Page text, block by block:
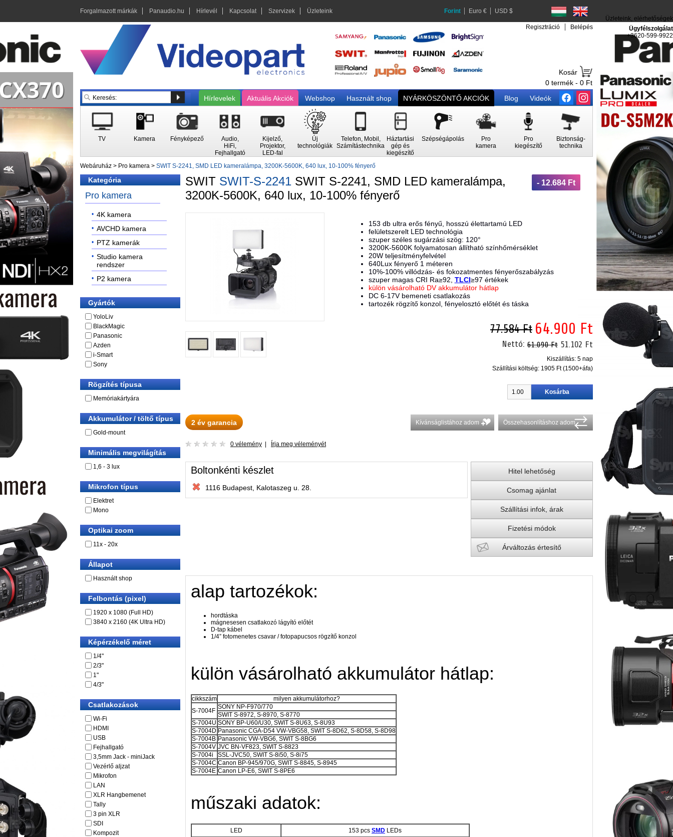
Forgalmazott márkák Panaudio.hu Hírlevél Kapcsolat Szervizek Üzleteink Forint Euro € USD $
Regisztráció Belépés
Kosár
0 termék - 0 Ft
Hírlevelek
Aktuális Akciók Webshop Használt shop NYÁRKÖSZÖNTŐ AKCIÓK Blog Videók
TV Kamera Fényképező
Audio,
HiFi,
Fejhallgató
Kijelző,
Projektor,
LED-fal
Új
technológiák
Telefon, Mobil,
Számítástechnika
Háztartási
gép és
kiegészítő
Szépségápolás
Pro
kamera
Pro
kiegészítő
Biztonság-
technika
Üzleteink, elérhetőségek
Ügyfélszolgálat
+3620-599-9922
Webáruház > Pro kamera > SWIT S-2241, SMD LED kameralámpa, 3200K-5600K, 640 lux, 10-100% fényerő
Kategória
Pro kamera
4K kamera
AVCHD kamera
PTZ kamerák
Studio kamera
rendszer
P2 kamera
Gyártók
YoloLiv
BlackMagic
Panasonic
Azden
i-Smart
Sony
Rögzítés típusa
Memóriakártyára
Akkumulátor / töltő típus
Gold-mount
Minimális megvilágítás
1,6 - 3 lux
Mikrofon típus
Elektret
Mono
Optikai zoom
11x - 20x
Állapot
Használt shop
Felbontás (pixel)
1920 x 1080 (Full HD)
3840 x 2160 (4K Ultra HD)
Képérzékelő méret
1/4"
2/3"
1"
4/3"
Csatlakozások
Wi-Fi
HDMI
USB
Fejhallgató
3,5mm Jack - miniJack
Vezérlő aljzat
Mikrofon
LAN
XLR Hangbemenet
Tally
3 pin XLR
SDI
Kompozit
SWIT SWIT-S-2241 SWIT S-2241, SMD LED kameralámpa,
3200K-5600K, 640 lux, 10-100% fényerő
- 12.684 Ft
153 db ultra erős fényű, hosszú élettartamú LED
felületszerelt LED technológia
szuper széles sugárzási szög: 120°
3200K-5600K folyamatosan állítható színhőmérséklet
20W teljesítményfelvétel
640Lux fényerő 1 méteren
10%-100% villódzás- és fokozatmentes fényerőszabályzás
szuper magas CRI Ra≥92, TLCI≥97 értékek
külön vásárolható DV akkumulátor hátlap
DC 6-17V bemeneti csatlakozás
tartozék rögzítő konzol, fényelosztó előtét és táska
77.584 Ft 64.900 Ft
Nettó: 61.090 Ft 51.102 Ft
Kiszállítás: 5 nap
Szállítási költség:1905 Ft (1500+áfa)
2 év garancia Kívánságlistához adom Összehasonlításhoz adom
0 vélemény | Írja meg véleményét
Boltonkénti készlet
1116 Budapest, Kalotaszeg u. 28.
Hitel lehetőség
Csomag ajánlat
Szállítási infok, árak
Fizetési módok
Árváltozás értesítő
alap tartozékok:
hordtáska
mágnesesen csatlakozó lágyító előtét
D-tap kábel
1/4” fotomenetes csavar / fotopapucsos rögzítő konzol
külön vásárolható akkumulátor hátlap:
cikkszám
milyen akkumulátorhoz?
S-7004F
SONY NP-F970/770
SWIT S-8972, S-8970, S-8770
S-7004U SONY BP-U60/U30, SWIT S-8U63, S-8U93
S-7004D Panasonic CGA-D54 VW-VBG58, SWIT S-8D62, S-8D58, S-8D98
S-7004B Panasonic VW-VBG6, SWIT S-8BG6
S-7004V JVC BN-VF823, SWIT S-8823
S-7004i
SSL-JVC50, SWIT S-8i50, S-8i75
S-7004C Canon BP-945/970G, SWIT S-8845, S-8945
S-7004E Canon LP-E6, SWIT S-8PE6
műszaki adatok:
LED 153 pcs SMD LEDs